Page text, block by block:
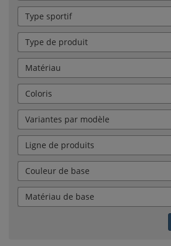
Type sportif
Type de produit
Matériau
Coloris
Variantes par modèle
Ligne de produits
Couleur de base
Matériau de base